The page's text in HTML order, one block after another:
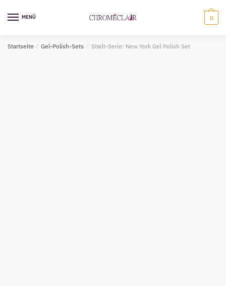
Navigation
Inhalt MENÜ 0
Startseite / Gel-Polish-Sets / Stadt-Serie: New York Gel Polish Set